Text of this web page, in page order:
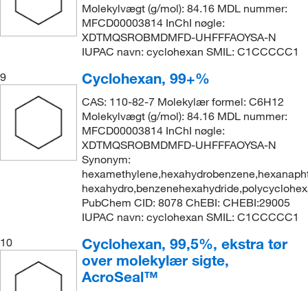
Molekylvægt (g/mol): 84.16 MDL nummer:
MFCD00003814 InChI nøgle:
XDTMQSROBMDMFD-UHFFFAOYSA-N
IUPAC navn: cyclohexan SMIL: C1CCCCC1
9
Cyclohexan, 99+%
CAS: 110-82-7 Molekylær formel: C6H12
Molekylvægt (g/mol): 84.16 MDL nummer:
MFCD00003814 InChI nøgle:
XDTMQSROBMDMFD-UHFFFAOYSA-N
Synonym:
PubChem CID: 8078 ChEBI: CHEBI:29005
IUPAC navn: cyclohexan SMIL: C1CCCCC1
10
Cyclohexan, 99,5%, ekstra tør
over molekylær sigte,
AcroSeal™